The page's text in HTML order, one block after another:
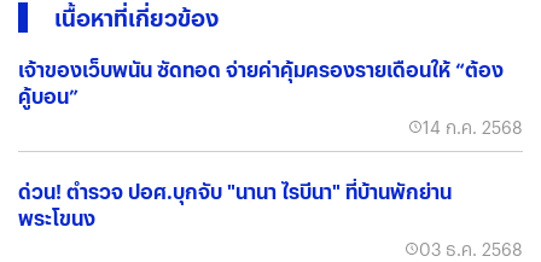
เนื้อหาที่เกี่ยวข้อง
เจ้าของเว็บพนัน ซัดทอด จ่ายค่าคุ้มครองรายเดือนให้ “ต้อง
คู้บอน”
14 ก.ค. 2568
ด่วน! ตำรวจ ปอศ.บุกจับ "นานา ไรบีนา" ที่บ้านพักย่าน
พระโขนง
03 ธ.ค. 2568